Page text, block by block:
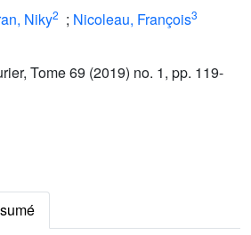
Niky2 ; Nicoleau, François3
Tome 69 (2019) no. 1, pp. 119-